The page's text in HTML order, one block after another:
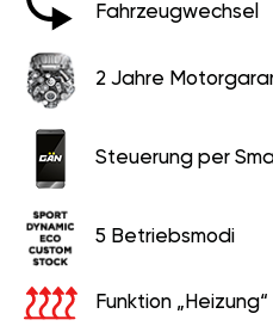
Fahrzeugwechsel
2 Jahre
Steuerung per
5 Betriebsmodi
Funktion „Heizung“